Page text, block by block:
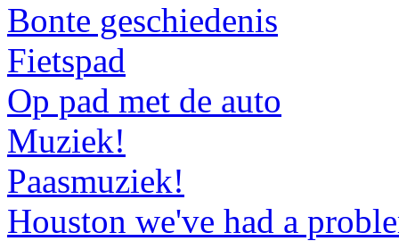
Bonte geschiedenis
Fietspad
Op pad met de auto
Muziek!
Paasmuziek!
Houston we've had a